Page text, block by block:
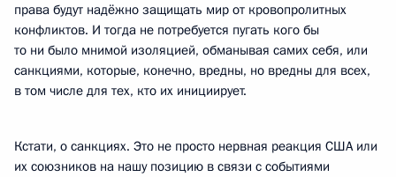
права будут надёжно защищать мир от кровопролитных
конфликтов. И тогда не потребуется пугать кого бы
то ни было мнимой изоляцией, обманывая самих себя, или
санкциями, которые, конечно, вредны, но вредны для всех,
в том числе для тех, кто их инициирует.
Кстати, о санкциях. Это не просто нервная реакция США или
их союзников на нашу позицию в связи с событиями